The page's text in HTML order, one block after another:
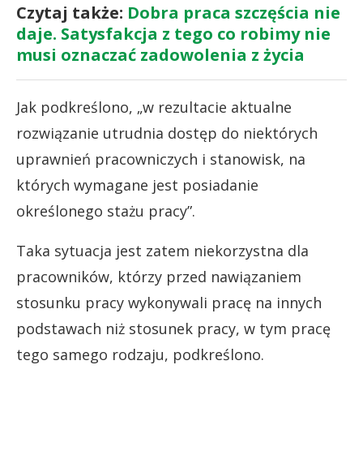
Czytaj także: Dobra praca szczęścia nie
daje. Satysfakcja z tego co robimy nie
musi oznaczać zadowolenia z życia
Jak podkreślono, „w rezultacie aktualne
rozwiązanie utrudnia dostęp do niektórych
uprawnień pracowniczych i stanowisk, na
których wymagane jest posiadanie
określonego stażu pracy”.
Taka sytuacja jest zatem niekorzystna dla
pracowników, którzy przed nawiązaniem
stosunku pracy wykonywali pracę na innych
podstawach niż stosunek pracy, w tym pracę
tego samego rodzaju, podkreślono.